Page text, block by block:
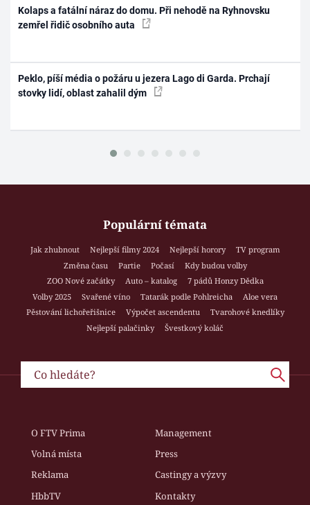
Kolaps a fatální náraz do domu. Při nehodě na Ryhnovsku
zemřel řidič osobního auta
Peklo, píší média o požáru u jezera Lago di Garda. Prchají
stovky lidí, oblast zahalil dým
Populární témata
Jak zhubnout Nejlepší filmy 2024 Nejlepší horory
TV program
Změna času
Partie Počasí
Kdy budou volby
ZOO Nové začátky
Auto – katalog
7 pádů Honzy Dědka
Volby 2025
Svařené víno Tatarák podle Pohlreicha
Aloe vera
Pěstování lichořeřišnice
Výpočet ascendentu
Tvarohové knedlíky
Nejlepší palačinky
Švestkový koláč
O FTV Prima
Management
Volná místa
Press
Reklama
Castingy a výzvy
HbbTV
Kontakty